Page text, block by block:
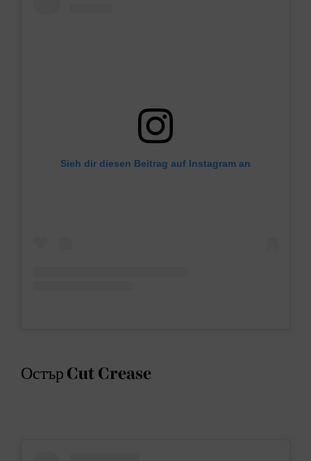
Sieh dir diesen Beitrag auf Instagram an
Остър Cut Crease